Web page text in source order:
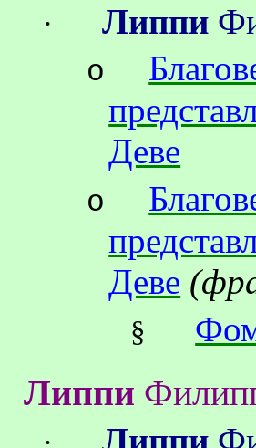
· Липпи
o
Деве
o
Деве
§
Липпи